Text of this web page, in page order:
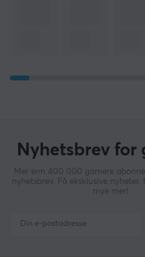
Nyhetsbrev for
Mer enn 400 000 gamere
nyhetsbrev. Få eksklusive
mye mer!